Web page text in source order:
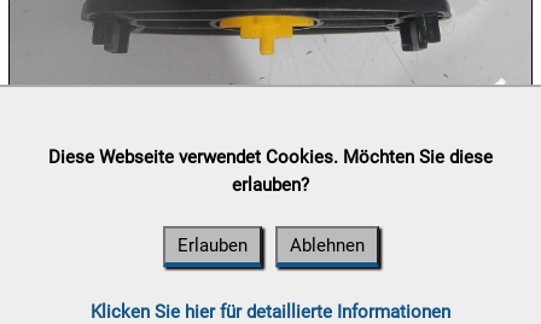
10.08:
Lieferung:Abholung, Versand durchpost.at
(⛟ Versandkostenübersicht)
Diese Webseite verwendet Cookies. Möchten Sie diese
erlauben?
Erlauben Ablehnen
Klicken Sie hier für detaillierte Informationen